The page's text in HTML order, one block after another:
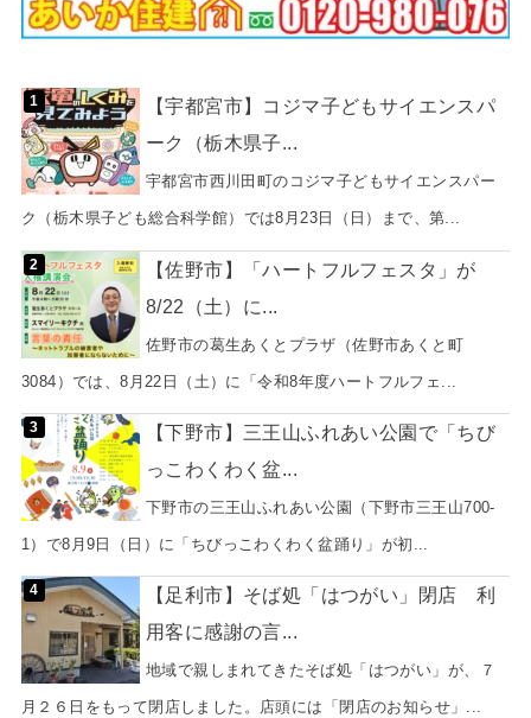
【宇都宮市】コジマ子どもサイエンスパ
ーク（栃木県子...
宇都宮市西川田町のコジマ子どもサイエンスパー
ク（栃木県子ども総合科学館）では8月23日（日）まで、第...
【佐野市】「ハートフルフェスタ」が
8/22（土）に...
佐野市の葛生あくとプラザ（佐野市あくと町
3084）では、8月22日（土）に「令和8年度ハートフルフェ...
【下野市】三王山ふれあい公園で「ちび
っこわくわく盆...
下野市の三王山ふれあい公園（下野市三王山700-
1）で8月9日（日）に「ちびっこわくわく盆踊り」が初...
【足利市】そば処「はつがい」閉店 利
用客に感謝の言...
地域で親しまれてきたそば処「はつがい」が、７
月２６日をもって閉店しました。店頭には「閉店のお知らせ」...